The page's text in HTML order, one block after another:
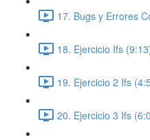
17. Bugs y Errores
18. Ejercicio Ifs
19. Ejercicio 2 Ifs
20. Ejercicio 3 Ifs